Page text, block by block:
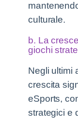
culturale.
b. La
giochi
Negli ultimi
crescita
eSports,
strategici e